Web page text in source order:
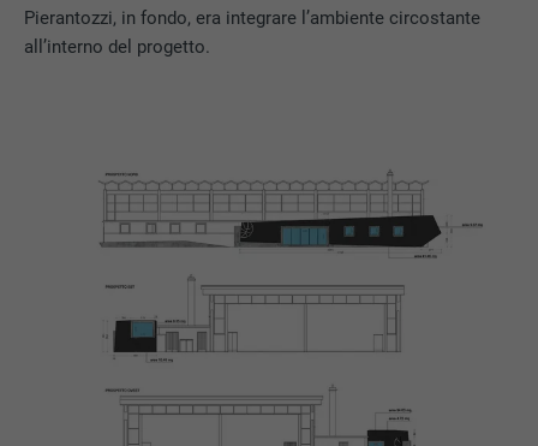
Pierantozzi, in fondo, era integrare l’ambiente circostante
all’interno del progetto.